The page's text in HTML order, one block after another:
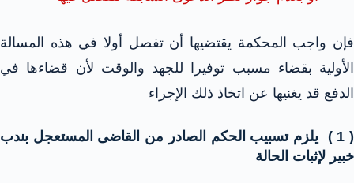
فإن واجب المحكمة يقتضيها أن تفصل أولا في هذه المسالة
الأولية بقضاء مسبب توفيرا للجهد والوقت لأن قضاءها في
الدفع قد يغنيها عن اتخاذ ذلك الإجراء
( 1 ) يلزم تسبيب الحكم الصادر من القاضى المستعجل بندب
خبير لإثبات الحالة